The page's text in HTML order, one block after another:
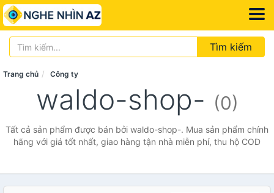
Tìm kiếm
Trang chủ Công ty
waldo-shop- (0)
Tất cả sản phẩm được bán bởi waldo-shop-. Mua sản phẩm chính
hãng với giá tốt nhất, giao hàng tận nhà miễn phí, thu hộ COD